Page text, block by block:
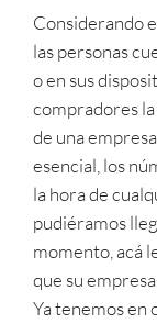
Considerando
las personas
o en sus
compradores
de una
esencial, los
la hora de
pudiéramos
momento, acá
que su
Ya tenemos en